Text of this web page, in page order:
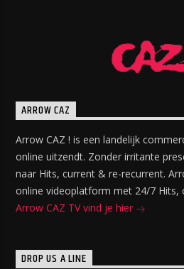
ARROW CAZ
Arrow CAZ ! is een landelijk
online uitzendt. Zonder irritante
naar Hits, current & re-recurrent.
online videoplatform met 24/7 Hits,
Arrow CAZ TV vind je hier
DROP US A LINE